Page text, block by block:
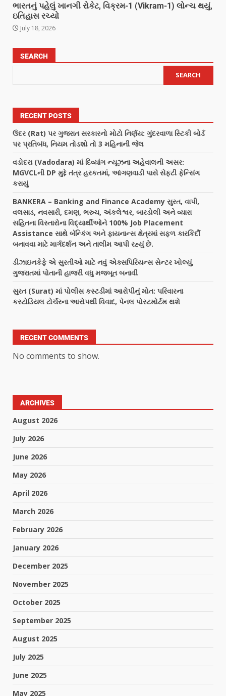
ભારતનું પહેલું ખાનગી રોકેટ, વિક્રમ-1 (Vikram-1) લોન્ચ થયું,
ઇતિહાસ રચ્યો
July 18, 2026
SEARCH
SEARCH
RECENT POSTS
ઉંદર (Rat) પર ગુજરાત સરકારનો મોટો નિર્ણય: ગુંદરવાળા સ્ટિકી બોર્ડ
પર પ્રતિબંધ, નિયમ તોડશો તો 3 મહિનાની જેલ
વડોદરા (Vadodara) માં દિવ્યાંગ ન્યૂઝના અહેવાલની અસર:
MGVCLની DP મુદ્દે તંત્ર હરકતમાં, આંગણવાડી પાસે સેફ્ટી ફેન્સિંગ
કરાયું
BANKERA – Banking and Finance Academy સુરત, વાપી,
વલસાડ, નવસારી, દમણ, ભરુચ, અંકલેશ્વર, બારડોલી અને વ્યારા
સહિતના વિસ્તારોના વિદ્યાર્થીઓને 100% Job Placement
Assistance સાથે બૅન્કિંગ અને ફાયનાન્સ ક્ષેત્રમાં સફળ કારકિર્દી
બનાવવા માટે માર્ગદર્શન અને તાલીમ આપી રહ્યું છે.
ડીઝાઇનકેફે એ સુરતીઓ માટે નવું એક્સપિરિયન્સ સેન્ટર ખોલ્યું,
ગુજરાતમાં પોતાની હાજરી વધુ મજબૂત બનાવી
સુરત (Surat) માં પોલીસ કસ્ટડીમાં આરોપીનું મોત: પરિવારના
કસ્ટોડિયલ ટોર્ચરના આરોપથી વિવાદ, પેનલ પોસ્ટમોર્ટમ થશે
RECENT COMMENTS
No comments to show.
ARCHIVES
August 2026
July 2026
June 2026
May 2026
April 2026
March 2026
February 2026
January 2026
December 2025
November 2025
October 2025
September 2025
August 2025
July 2025
June 2025
May 2025